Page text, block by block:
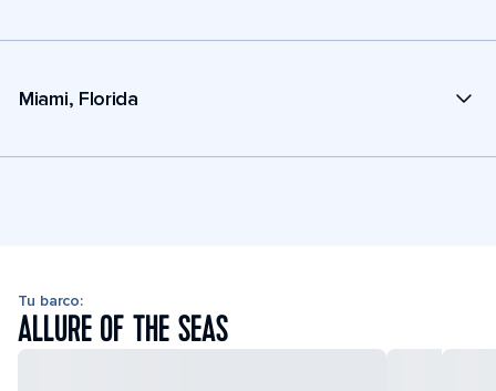
Miami, Florida
Tu barco:
ALLURE OF THE SEAS